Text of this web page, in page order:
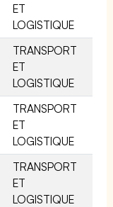
ET
LOGISTIQUE
TRANSPORT
ET
LOGISTIQUE
TRANSPORT
ET
LOGISTIQUE
TRANSPORT
ET
LOGISTIQUE